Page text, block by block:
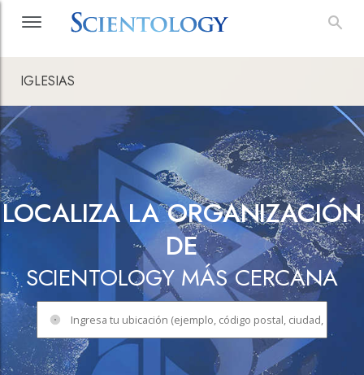
IGLESIAS
LOCALIZA LA ORGANIZACIÓN
DE
SCIENTOLOGY MÁS CERCANA